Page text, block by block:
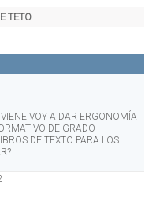
TETO
VOY A DAR ERGONOMÍA
DE GRADO
DE TEXTO PARA LOS